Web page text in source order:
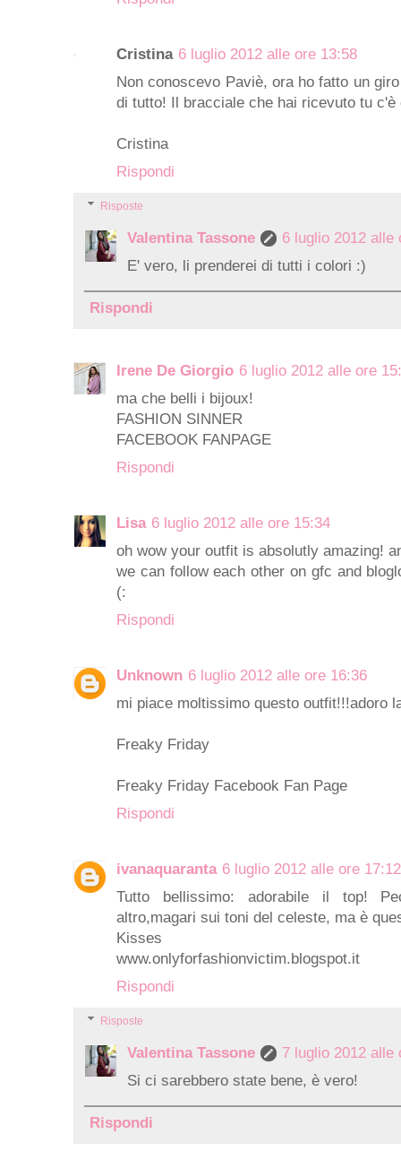
Cristina 6 luglio 2012 alle ore 13:58
Non conoscevo Paviè, ora ho fatto un
di tutto! Il bracciale che hai ricevuto tu
Cristina
Rispondi
Risposte
Valentina Tassone
6 luglio 2012 alle
E' vero, li prenderei di tutti i colori :)
Rispondi
Irene De Giorgio 6 luglio 2012 alle ore
ma che belli i bijoux!
FASHION SINNER
FACEBOOK FANPAGE
Rispondi
Lisa 6 luglio 2012 alle ore 15:34
oh wow your outfit is absolutly amazing!
we can follow each other on gfc and
(:
Rispondi
Unknown 6 luglio 2012 alle ore 16:36
mi piace moltissimo questo outfit!!!adoro
Freaky Friday
Freaky Friday Facebook Fan Page
Rispondi
ivanaquaranta 6 luglio 2012 alle ore 17:12
Tutto bellissimo: adorabile il top!
altro,magari sui toni del celeste, ma è
Kisses
www.onlyforfashionvictim.blogspot.it
Rispondi
Risposte
Valentina Tassone
7 luglio 2012 alle
Si ci sarebbero state bene, è vero!
Rispondi